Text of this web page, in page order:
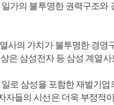
가의 불투명한 권력구조와
사의 가치가 불투명한 경영
은 삼성전자 등 삼성 계열
로 삼성을 포함한 재벌기
자들의 시선은 더욱 부정적